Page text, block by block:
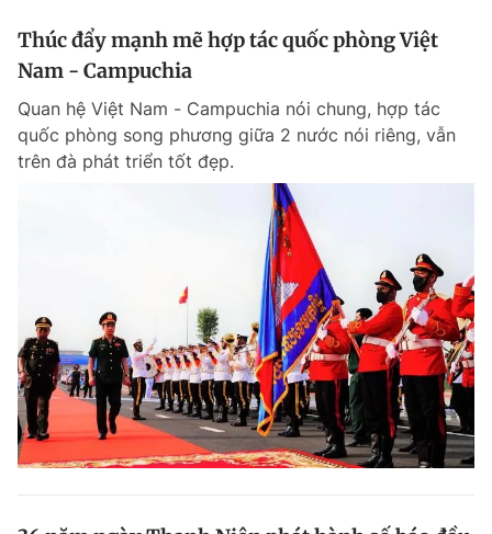
Thông tin tòa soạn Liên hệ quảng cáo
Đọc Thanh Niên trên điện thoại
Theo dõi báo trên
Hotline
0906 645 777
Liên hệ quảng cáo
0908 780 404
Thúc đẩy mạnh mẽ hợp tác quốc phòng Việt
Nam - Campuchia
Quan hệ Việt Nam - Campuchia nói chung, hợp tác
quốc phòng song phương giữa 2 nước nói riêng, vẫn
trên đà phát triển tốt đẹp.